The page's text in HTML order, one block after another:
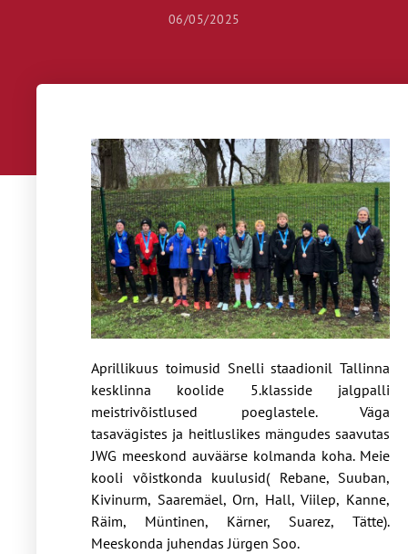
06/05/2025
Aprillikuus toimusid Snelli staadionil Tallinna
kesklinna koolide 5.klasside jalgpalli
meistrivõistlused poeglastele. Väga
tasavägistes ja heitluslikes mängudes saavutas
JWG meeskond auväärse kolmanda koha. Meie
kooli võistkonda kuulusid( Rebane, Suuban,
Kivinurm, Saaremäel, Orn, Hall, Viilep, Kanne,
Räim, Müntinen, Kärner, Suarez, Tätte).
Meeskonda juhendas Jürgen Soo.